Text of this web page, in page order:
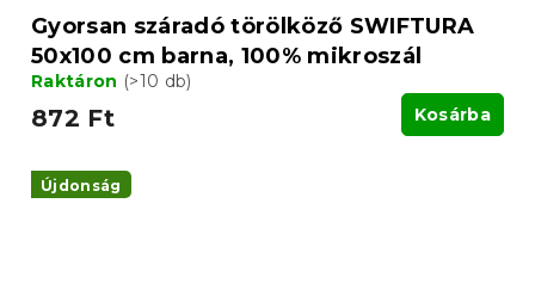
Gyorsan száradó törölköző SWIFTURA
50x100 cm barna, 100% mikroszál
Raktáron (>10 db)
872 Ft Kosárba
Újdonság